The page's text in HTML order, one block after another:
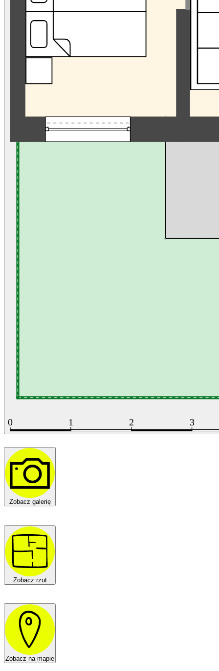
Zobacz galerię
Zobacz rzut
Zobacz na mapie